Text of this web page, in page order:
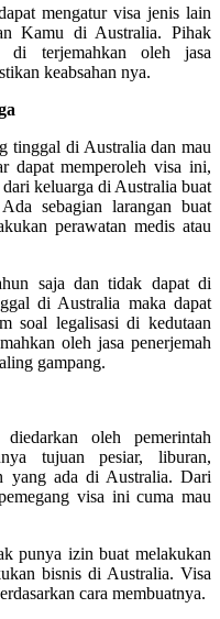
mengatur visa jenis lain
Kamu di Australia. Pihak
terjemahkan oleh jasa
keabsahan nya.
tinggal di Australia dan mau
dapat memperoleh visa ini,
keluarga di Australia buat
sebagian larangan buat
perawatan medis atau
saja dan tidak dapat di
di Australia maka dapat
soal legalisasi di kedutaan
oleh jasa penerjemah
gampang.
oleh pemerintah
tujuan pesiar, liburan,
yang ada di Australia. Dari
visa ini cuma mau
punya izin buat melakukan
bisnis di Australia. Visa
cara membuatnya.